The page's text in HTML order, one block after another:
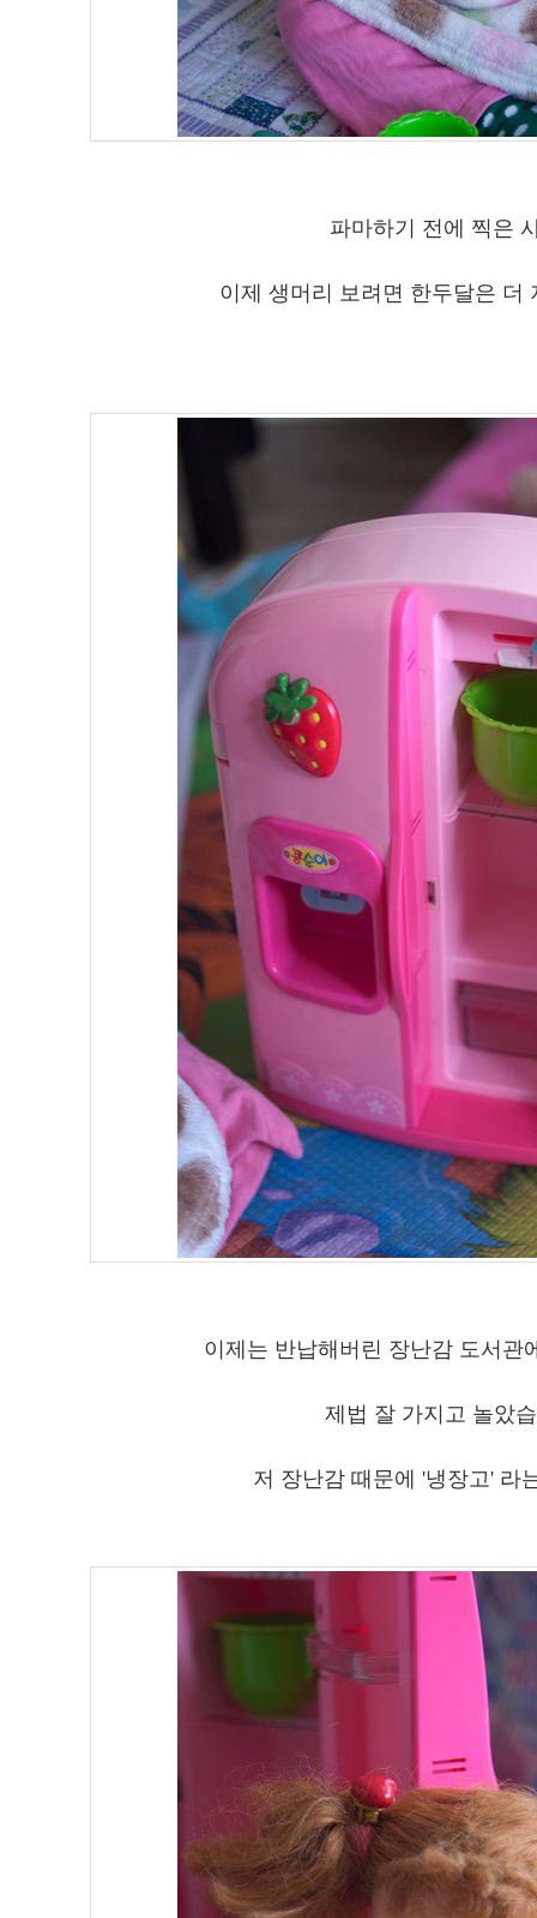
파마하기 전에 찍은
이제 생머리 보려면 한두달은 더
이제는 반납해버린 장난감 도서관
제법 잘 가지고 놀았
저 장난감 때문에 '냉장고' 라